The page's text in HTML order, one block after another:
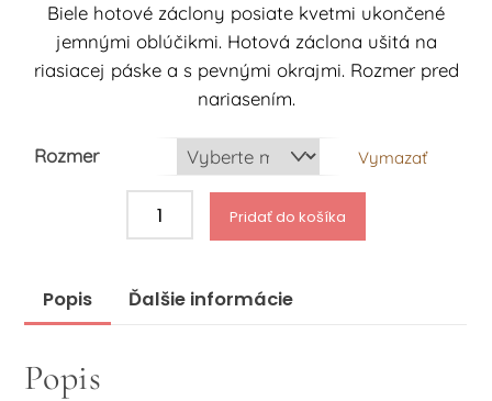
15.60 €
through
17.58 €
Biele hotové záclony posiate kvetmi ukončené
jemnými oblúčikmi. Hotová záclona ušitá na
riasiacej páske a s pevnými okrajmi. Rozmer pred
nariasením.
Rozmer Vymazať
záclony
Pridať do košíka
Popis Ďalšie informácie
Popis